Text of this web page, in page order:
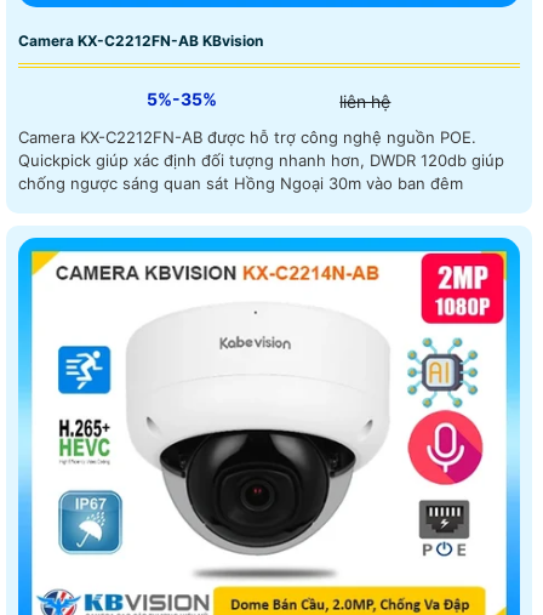
Camera KX-C2212FN-AB KBvision
5%-35% liên hệ
Camera KX-C2212FN-AB được hỗ trợ công nghệ nguồn POE.
Quickpick giúp xác định đối tượng nhanh hơn, DWDR 120db giúp
chống ngược sáng quan sát Hồng Ngoại 30m vào ban đêm